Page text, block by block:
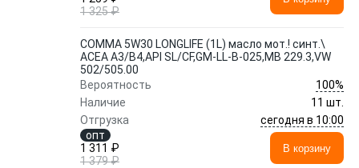
1 325 ₽
COMMA 5W30 LONGLIFE (1L) масло мот.! синт.\
ACEA A3/B4,API SL/CF,GM-LL-B-025,MB 229.3,VW
502/505.00
Вероятность
100%
Наличие
11 шт.
Отгрузка
сегодня в 10:00
опт
1 311 ₽
1 379 ₽
В корзину